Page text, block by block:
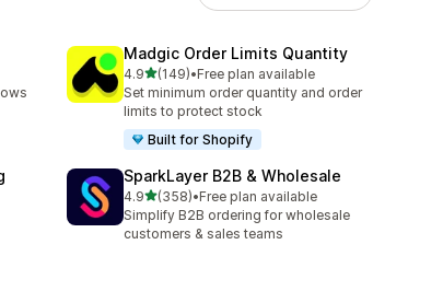
Madgic Order Limits Quantity
4.9滿分 5 顆星
(149)
共有 149 則評價
•Free plan available
Set minimum order quantity and order
limits to protect stock
Built for Shopify
SparkLayer B2B & Wholesale
4.9滿分 5 顆星
(358)
共有 358 則評價
•Free plan available
Simplify B2B ordering for wholesale
customers & sales teams